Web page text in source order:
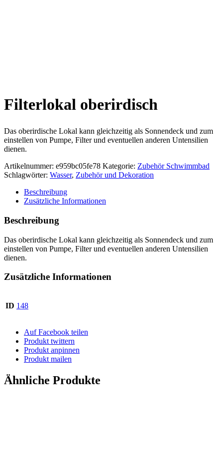
Filterlokal oberirdisch
Das oberirdische Lokal kann gleichzeitig als Sonnendeck und zum
einstellen von Pumpe, Filter und eventuellen anderen Untensilien
dienen.
Artikelnummer: e959bc05fe78 Kategorie: Zubehör Schwimmbad
Schlagwörter: Wasser, Zubehör und Dekoration
Beschreibung
Zusätzliche Informationen
Beschreibung
Das oberirdische Lokal kann gleichzeitig als Sonnendeck und zum
einstellen von Pumpe, Filter und eventuellen anderen Untensilien
dienen.
Zusätzliche Informationen
ID 148
Auf Facebook teilen
Produkt twittern
Produkt anpinnen
Produkt mailen
Ähnliche Produkte